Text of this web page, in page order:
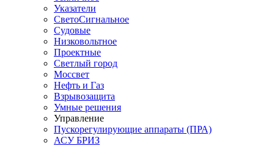
Указатели
СветоСигнальное
Судовые
Низковольтное
Проектные
Светлый город
Моссвет
Нефть и Газ
Взрывозащита
Умные решения
Управление
Пускорегулирующие аппараты (ПРА)
АСУ БРИЗ